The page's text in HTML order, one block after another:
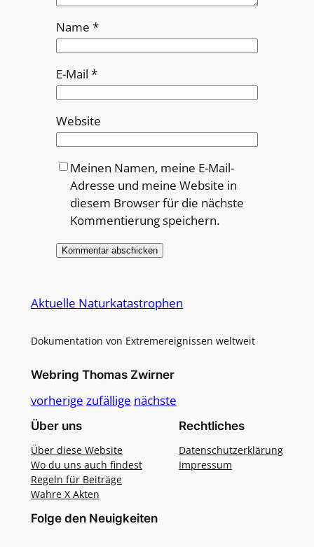
Name *
E-Mail *
Website
Meinen Namen, meine E-Mail-
Adresse und meine Website in
diesem Browser für die nächste
Kommentierung speichern.
Aktuelle Naturkatastrophen
Dokumentation von Extremereignissen weltweit
Webring Thomas Zwirner
vorherige zufällige nächste
Über uns
Über diese Website
Wo du uns auch findest
Regeln für Beiträge
Wahre X Akten
Rechtliches
Datenschutzerklärung
Impressum
Folge den Neuigkeiten